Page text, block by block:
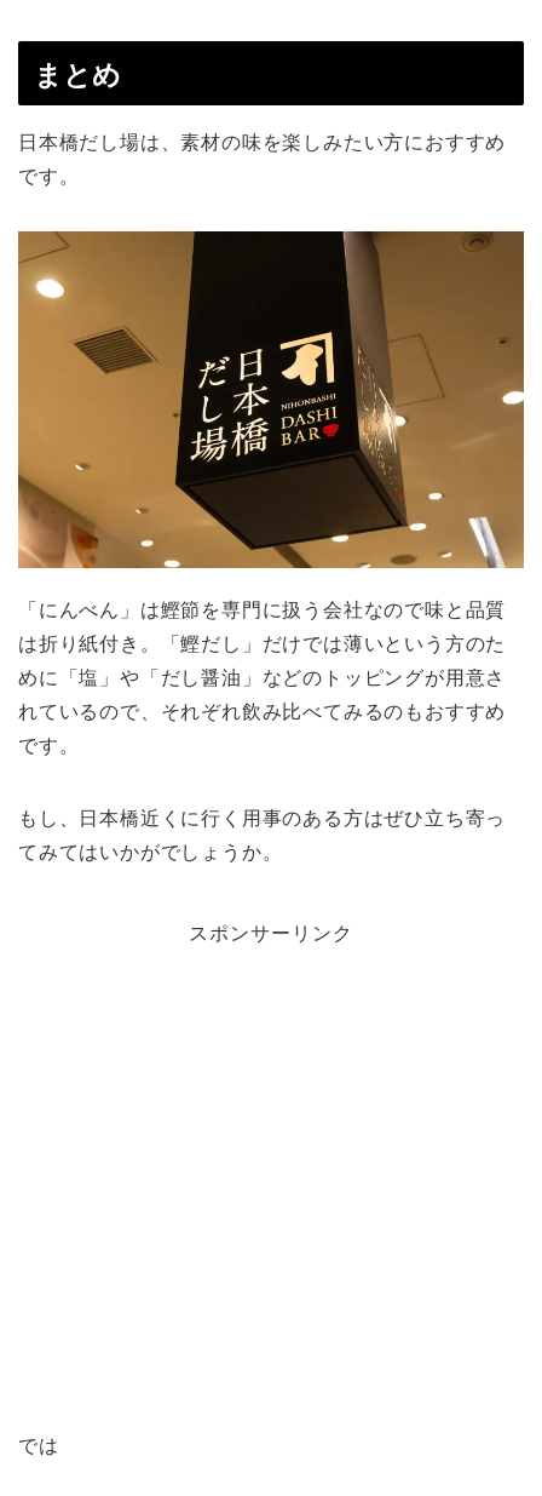
まとめ
日本橋だし場は、素材の味を楽しみたい方におすすめ
です。
「にんべん」は鰹節を専門に扱う会社なので味と品質
は折り紙付き。「鰹だし」だけでは薄いという方のた
めに「塩」や「だし醤油」などのトッピングが用意さ
れているので、それぞれ飲み比べてみるのもおすすめ
です。
もし、日本橋近くに行く用事のある方はぜひ立ち寄っ
てみてはいかがでしょうか。
スポンサーリンク
では